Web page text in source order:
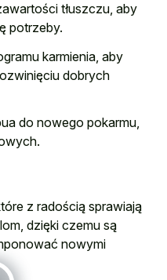
tłuszczu, aby
potrzeby.
karmienia, aby
dobrych
do nowego pokarmu,
z radością sprawiają
dzięki czemu są
nowymi